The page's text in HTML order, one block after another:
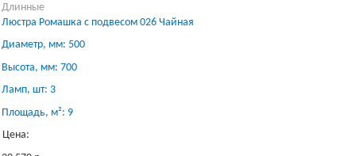
Длинные
Люстра Ромашка с подвесом 026 Чайная
Диаметр, мм: 500
Высота, мм: 700
Ламп, шт: 3
Площадь, м²: 9
Цена: